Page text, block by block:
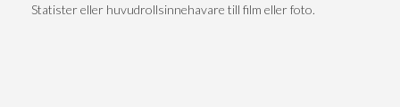
Statister eller huvudrollsinnehavare till film eller foto.